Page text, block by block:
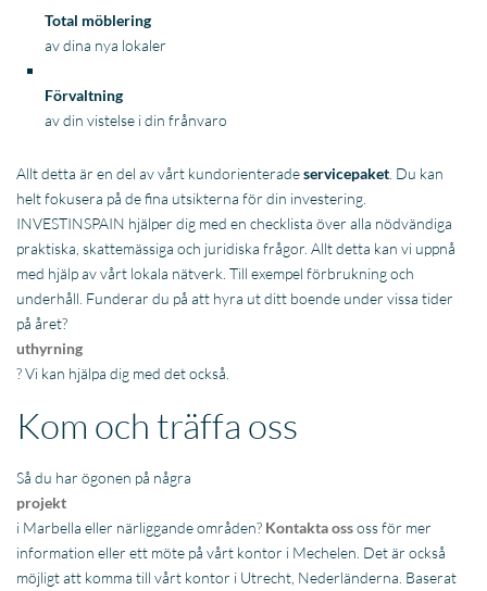
Total möblering
av dina nya lokaler
Förvaltning
av din vistelse i din frånvaro
Allt detta är en del av vårt kundorienteradeservicepaket . Du kan
helt fokusera på de fina utsikterna för din investering.
INVESTINSPAIN hjälper dig med en checklista över alla nödvändiga
praktiska, skattemässiga och juridiska frågor. Allt detta kan vi uppnå
med hjälp av vårt lokala nätverk. Till exempel förbrukning och
underhåll. Funderar du på att hyra ut ditt boende under vissa tider
på året?
uthyrning
? Vi kan hjälpa dig med det också.
Kom och träffa oss
Så du har ögonen på några
projekt
i Marbella eller närliggande områden? Kontakta ossoss för mer
information eller ett möte på vårt kontor i Mechelen. Det är också
möjligt att komma till vårt kontor i Utrecht, Nederländerna. Baserat